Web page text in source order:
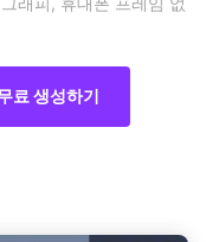
료 생성하기